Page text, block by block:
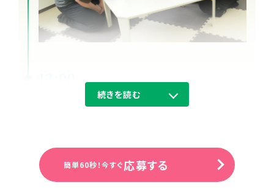
続きを読む
簡単60秒！今すぐ応募する